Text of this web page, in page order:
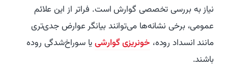
نیاز به بررسی تخصصی گوارش است. فراتر از این علائم
عمومی، برخی نشانه‌ها می‌توانند بیانگر عوارض جدی‌تری
مانند انسداد روده، خونریزی گوارشییا سوراخ‌شدگی روده
باشند.